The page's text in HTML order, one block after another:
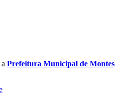
Prefeitura Municipal de Montes